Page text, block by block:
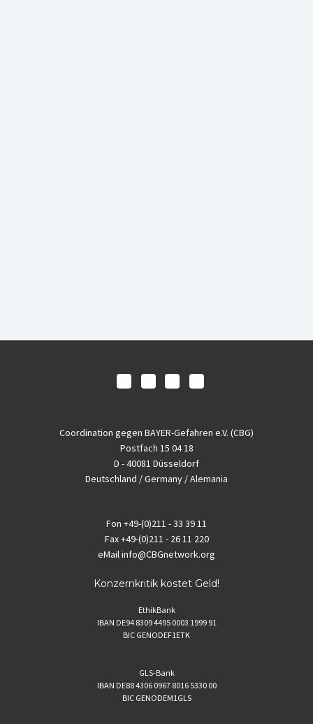
Coordination gegen BAYER-Gefahren e.V. (CBG)
Postfach 15 04 18
D - 40081 Düsseldorf
Deutschland / Germany / Alemania
Fon +49-(0)211 - 33 39 11
Fax+49-(0)211 - 26 11 220
eMailinfo@CBGnetwork.org
Konzernkritik kostet Geld!
EthikBank
IBAN DE94 8309 4495 0003 1999 91
BIC GENODEF1ETK
GLS-Bank
IBAN DE88 4306 0967 8016 5330 00
BIC GENODEM1GLS